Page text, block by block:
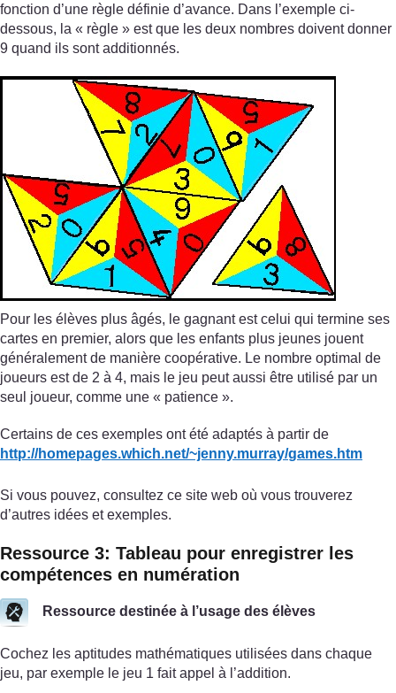
fonction d’une règle définie d’avance. Dans l’exemple ci-
dessous, la « règle » est que les deux nombres doivent donner
9 quand ils sont additionnés.
Pour les élèves plus âgés, le gagnant est celui qui termine ses
cartes en premier, alors que les enfants plus jeunes jouent
généralement de manière coopérative. Le nombre optimal de
joueurs est de 2 à 4, mais le jeu peut aussi être utilisé par un
seul joueur, comme une « patience ».
Certains de ces exemples ont été adaptés à partir de
http://homepages.which.net/~jenny.murray/games.htm
Si vous pouvez, consultez ce site web où vous trouverez
d’autres idées et exemples.
Ressource 3: Tableau pour enregistrer les
compétences en numération
Ressource destinée à l’usage des élèves
Cochez les aptitudes mathématiques utilisées dans chaque
jeu, par exemple le jeu 1 fait appel à l’addition.